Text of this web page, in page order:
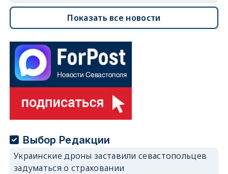
Показать все новости
Выбор Редакции
Украинские дроны заставили севастопольцев
задуматься о страховании